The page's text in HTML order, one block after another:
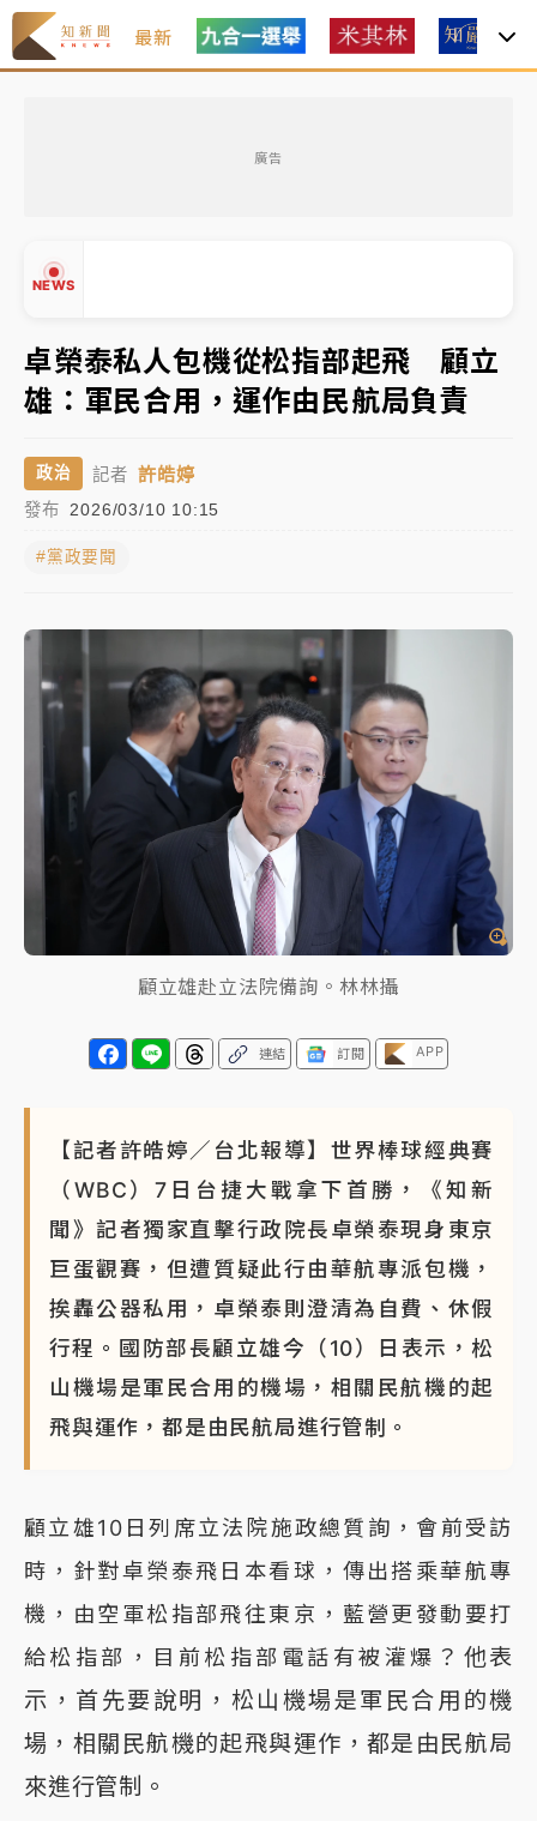
最新
廣告
NEWS
中信慈善基金會想增加董事人數！辜仲諒向法院聲請遭
駁 理由曝光
故宮《龍藏經》特展第2檔！今線上預約開賣一度塞車
周六起展出延長至晚上7時
台東農業處長涉圖利渡假村！東檢抗告成功 今重開羈
父親節泡湯了！中颱白海豚雨彈轟3天 「紅到發紫」降
雨熱區曝
暑假過三周才推「E宿新北打卡趣」！抽獎程序複雜 觀
旅局回應了
中信慈善基金會想增加董事人數！辜仲諒向法院聲請遭
駁 理由曝光
故宮《龍藏經》特展第2檔！今線上預約開賣一度塞車
周六起展出延長至晚上7時
台東農業處長涉圖利渡假村！東檢抗告成功 今重開羈
父親節泡湯了！中颱白海豚雨彈轟3天 「紅到發紫」降
▲
卓榮泰私人包機從松指部起飛 顧立
雄：軍民合用，運作由民航局負責
政治 記者 許皓婷
發布 2026/03/10 10:15
#黨政要聞
顧立雄赴立法院備詢。林林攝
連結 訂閱 APP
【記者許皓婷／台北報導】世界棒球經典賽
（WBC）7日台捷大戰拿下首勝，《知新
聞》記者獨家直擊行政院長卓榮泰現身東京
巨蛋觀賽，但遭質疑此行由華航專派包機，
挨轟公器私用，卓榮泰則澄清為自費、休假
行程。國防部長顧立雄今（10）日表示，松
山機場是軍民合用的機場，相關民航機的起
飛與運作，都是由民航局進行管制。
顧立雄10日列席立法院施政總質詢，會前受訪
時，針對卓榮泰飛日本看球，傳出搭乘華航專
機，由空軍松指部飛往東京，藍營更發動要打
給松指部，目前松指部電話有被灌爆？ ​他表
示，首先要說明，松山機場是軍民合用的機
場，相關民航機的起飛與運作，都是由民航局
來進行管制。